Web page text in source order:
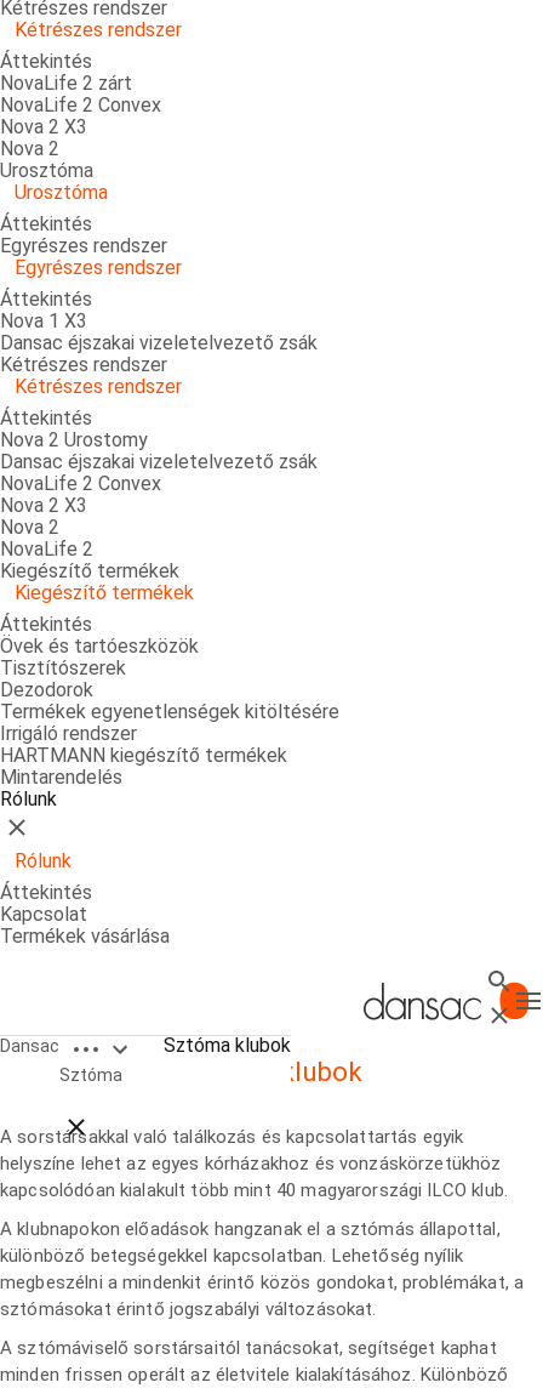
Kétrészes rendszer
Kétrészes rendszer
Áttekintés
NovaLife 2 zárt
NovaLife 2 Convex
Nova 2 X3
Nova 2
Urosztóma
Urosztóma
Áttekintés
Egyrészes rendszer
Egyrészes rendszer
Áttekintés
Nova 1 X3
Dansac éjszakai vizeletelvezető zsák
Kétrészes rendszer
Kétrészes rendszer
Áttekintés
Nova 2 Urostomy
Dansac éjszakai vizeletelvezető zsák
NovaLife 2 Convex
Nova 2 X3
Nova 2
NovaLife 2
Kiegészítő termékek
Kiegészítő termékek
Áttekintés
Övek és tartóeszközök
Tisztítószerek
Dezodorok
Termékek egyenetlenségek kitöltésére
Irrigáló rendszer
HARTMANN kiegészítő termékek
Mintarendelés
Rólunk
Bezárás
Rólunk
Áttekintés
Kapcsolat
Termékek vásárlása
Dansac Open breadcrumbs
Close breadcrumbs
Sztóma
Sztóma klubok
Sztóma klubok
A sorstársakkal való találkozás és kapcsolattartás egyik
helyszíne lehet az egyes kórházakhoz és vonzáskörzetükhöz
kapcsolódóan kialakult több mint 40 magyarországi ILCO klub.
A klubnapokon előadások hangzanak el a sztómás állapottal,
különböző betegségekkel kapcsolatban. Lehetőség nyílik
megbeszélni a mindenkit érintő közös gondokat, problémákat, a
sztómásokat érintő jogszabályi változásokat.
A sztómáviselő sorstársaitól tanácsokat, segítséget kaphat
minden frissen operált az életvitele kialakításához. Különböző